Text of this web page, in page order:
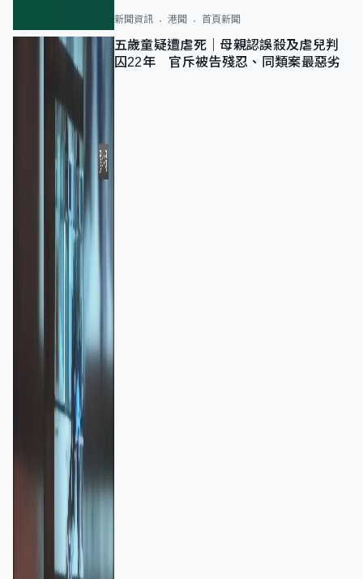
新聞資訊 港聞 首頁新聞
五歲童疑遭虐死｜母親認誤殺及虐兒判
囚22年 官斥被告殘忍、同類案最惡劣